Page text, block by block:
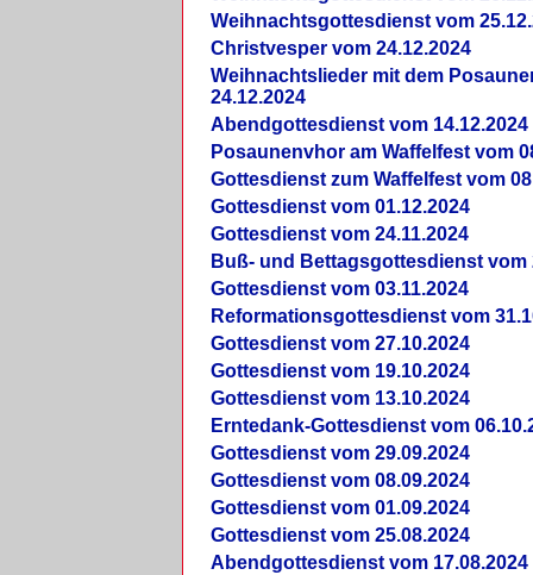
Weihnachtsgottesdienst vom
Christvesper vom 24.12.2024
Weihnachtslieder mit dem
24.12.2024
Abendgottesdienst vom 14.12.2024
Posaunenvhor am Waffelfest vom
Gottesdienst zum Waffelfest vom
Gottesdienst vom 01.12.2024
Gottesdienst vom 24.11.2024
Buß- und Bettagsgottesdienst vom
Gottesdienst vom 03.11.2024
Reformationsgottesdienst vom
Gottesdienst vom 27.10.2024
Gottesdienst vom 19.10.2024
Gottesdienst vom 13.10.2024
Erntedank-Gottesdienst vom
Gottesdienst vom 29.09.2024
Gottesdienst vom 08.09.2024
Gottesdienst vom 01.09.2024
Gottesdienst vom 25.08.2024
Abendgottesdienst vom 17.08.2024